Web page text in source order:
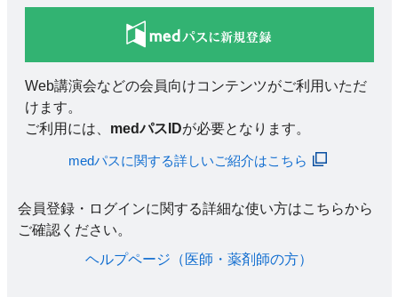
Web講演会などの会員向けコンテンツがご利用いただ
けます。
ご利用には、 medパスIDが必要となります。
medパスに関する詳しいご紹介はこちら
会員登録・ログインに関する詳細な使い方はこちらから
ご確認ください。​
ヘルプページ（医師・薬剤師の方）​